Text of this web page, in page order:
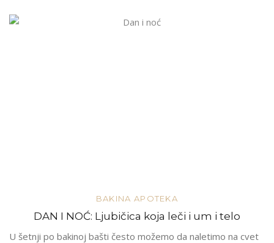
BAKINA APOTEKA
DAN I NOĆ: Ljubičica koja leči i um i telo
U šetnji po bakinoj bašti često možemo da naletimo na cvet